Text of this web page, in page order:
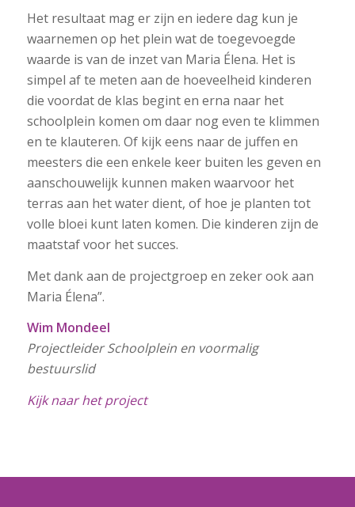
Het resultaat mag er zijn en iedere dag kun je
waarnemen op het plein wat de toegevoegde
waarde is van de inzet van Maria Élena. Het is
simpel af te meten aan de hoeveelheid kinderen
die voordat de klas begint en erna naar het
schoolplein komen om daar nog even te klimmen
en te klauteren. Of kijk eens naar de juffen en
meesters die een enkele keer buiten les geven en
aanschouwelijk kunnen maken waarvoor het
terras aan het water dient, of hoe je planten tot
volle bloei kunt laten komen. Die kinderen zijn de
maatstaf voor het succes.
Met dank aan de projectgroep en zeker ook aan
Maria Élena”.
Wim Mondeel
Projectleider Schoolplein en voormalig
bestuurslid
Kijk naar het project